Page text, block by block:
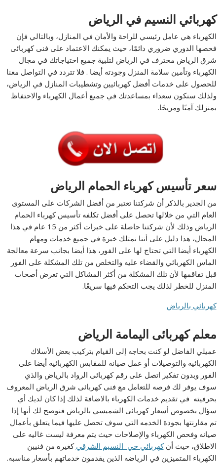
كهربائي النسيم في الرياض
الكهرباء هي عامل رئيسي للراحة والأمان في المنازل، وبالتالي فإن
فحصها الدوري ضروري دائمًا، حيث يمكنك الاعتماد على فنى كهربائى
شرق الرياض محترف في الرياض لتلبية جميع احتياجاتك في مجال
الكهرباء وتأمين سلامة المنزل وجودته أيضا . فلا تتردد في التواصل معنا
للحصول على خدمات أفضل كهربائيين وتشطيبات المنازل في الرياض،
ولذلك سنكون سعداء بمساعدتك في جميع أعمال الكهرباء والاحتفاظ
بمنزلك آمنًا ومريحًا.
سعر تأسيس كهرباء الحمام الرياض
من الجدير بالذكر أن شركتنا تعتبر من أفضل الشركات على المستوى
العام التي من خلالها تحصل على أفضل تكلفه تأسيس كهرباء الحمام
الرياض وذلك لأن شركتنا حاصلة على خبرات أكثر من 15 عام في هذا
المجال، هذا دليل على أننا نمتلك خبرة في جميع خدمات ومهام
الكهرباء أيضا التي تحتاج لها على الفور، هذا أيضا بجانب سرعة معالجة
الماس الكهربائي والقضاء عليه والتخلص من تلك المشكلة على الفور
قبل تفاقمها لأن تلك المشكلة من أكثر المشاكل التي تعرض أصحاب
المنزل للخطر لذلك يجب التحكم فيها سريعًا.
كهربائي بالرياض
معلم كهربائى اليمامة الرياض
عميلي الفاضل لو كنت بحاجه إلى القيام بتركيب بعض الأسلاك
الكهربائيه والتوصيلات أو عمل صيانه للمقابس الكهربائيه أيضا على
الفور وبدون تفكير اتصل على رقم كهربائى الرواد بالرياض والذي
سوف يوفر لك فرصه للتعامل مع فنى كهربائى شرق الرياض المعروف
بحرفيته في تقديم خدمات الكهرباء بالاضافة لذلك إذا كان لديك أي
سؤال بخصوص أسعار كهربائى الشميسي بالرياض فنوصح لك أنها إذا
تم مقارنتها بجودة الخدمه التي سوف تحصل عليها فيما يتعلق بأعمال
صيانه وفحص الكهرباء والإصلاحات حيث يتم معرفة ليست غاليه على
الاطلاق، حيث أنكهربائي حي النسيم الشرقي كغيره من فنيين
الكهرباء المتميزين في الرياضه الذين يقدمون خدماتهم بأسعار مناسبه.